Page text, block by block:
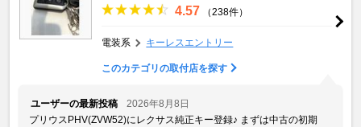
4.57 （238件）
電装系 キーレスエントリー
このカテゴリの取付店を探す
ユーザーの最新投稿
2026年8月8日
プリウスPHV(ZVW52)にレクサス純正キー登録♪ まずは中古の初期